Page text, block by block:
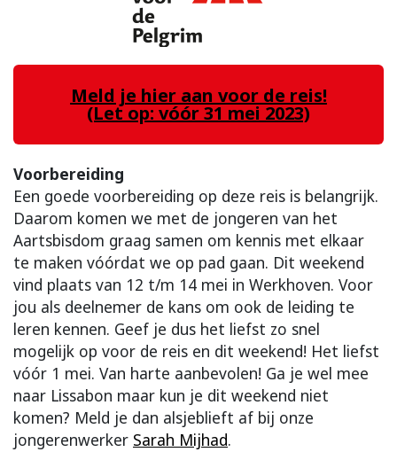
Meld je hier aan voor de reis!
(Let op: vóór 31 mei 2023)
Voorbereiding
Een goede voorbereiding op deze reis is belangrijk.
Daarom komen we met de jongeren van het
Aartsbisdom graag samen om kennis met elkaar
te maken vóórdat we op pad gaan. Dit weekend
vind plaats van 12 t/m 14 mei in Werkhoven. Voor
jou als deelnemer de kans om ook de leiding te
leren kennen. Geef je dus het liefst zo snel
mogelijk op voor de reis en dit weekend! Het liefst
vóór 1 mei. Van harte aanbevolen! Ga je wel mee
naar Lissabon maar kun je dit weekend niet
komen? Meld je dan alsjeblieft af bij onze
jongerenwerker Sarah Mijhad.